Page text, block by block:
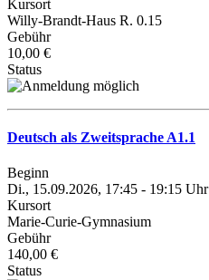
Kursort
Willy-Brandt-Haus R. 0.15
Gebühr
10,00 €
Status
Deutsch als Zweitsprache A1.1
Beginn
Di., 15.09.2026, 17:45 - 19:15 Uhr
Kursort
Marie-Curie-Gymnasium
Gebühr
140,00 €
Status